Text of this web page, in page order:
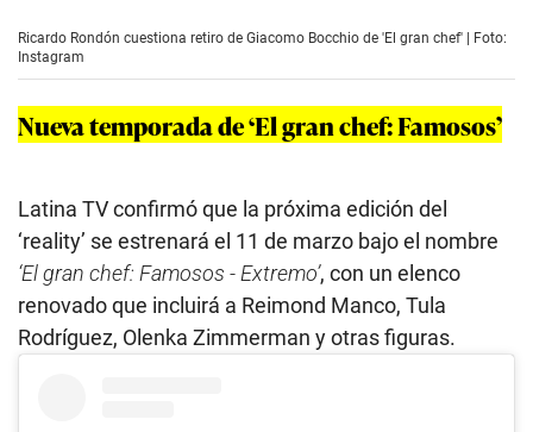
Ricardo Rondón cuestiona retiro de Giacomo Bocchio de 'El gran chef' | Foto:
Instagram
Nueva temporada de ‘El gran chef: Famosos’
Latina TV confirmó que la próxima edición del
‘reality’ se estrenará el 11 de marzo bajo el nombre
‘El gran chef: Famosos - Extremo’, con un elenco
renovado que incluirá a Reimond Manco, Tula
Rodríguez, Olenka Zimmerman y otras figuras.